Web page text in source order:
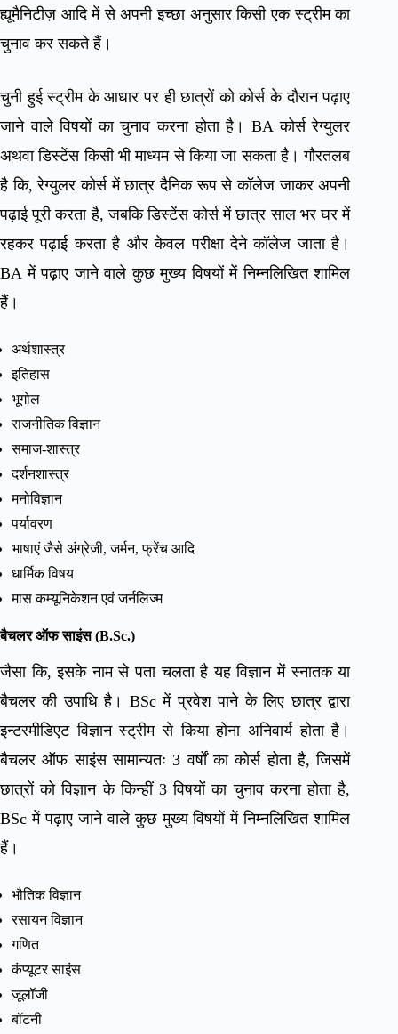
ह्यूमैनिटीज़ आदि में से अपनी इच्छा अनुसार किसी एक स्ट्रीम का
चुनाव कर सकते हैं।
चुनी हुई स्ट्रीम के आधार पर ही छात्रों को कोर्स के दौरान पढ़ाए
जाने वाले विषयों का चुनाव करना होता है। BA कोर्स रेग्युलर
अथवा डिस्टेंस किसी भी माध्यम से किया जा सकता है। गौरतलब
है कि, रेग्युलर कोर्स में छात्र दैनिक रूप से कॉलेज जाकर अपनी
पढ़ाई पूरी करता है, जबकि डिस्टेंस कोर्स में छात्र साल भर घर में
रहकर पढ़ाई करता है और केवल परीक्षा देने कॉलेज जाता है।
BA में पढ़ाए जाने वाले कुछ मुख्य विषयों में निम्नलिखित शामिल
हैं।
अर्थशास्त्र
इतिहास
भूगोल
राजनीतिक विज्ञान
समाज-शास्त्र
दर्शनशास्त्र
मनोविज्ञान
पर्यावरण
भाषाएं जैसे अंग्रेजी, जर्मन, फ्रेंच आदि
धार्मिक विषय
मास कम्यूनिकेशन एवं जर्नलिज्म
बैचलर ऑफ साइंस (B.Sc.)
जैसा कि, इसके नाम से पता चलता है यह विज्ञान में स्नातक या
बैचलर की उपाधि है। BSc में प्रवेश पाने के लिए छात्र द्वारा
इन्टरमीडिएट विज्ञान स्ट्रीम से किया होना अनिवार्य होता है।
बैचलर ऑफ साइंस सामान्यतः 3 वर्षों का कोर्स होता है, जिसमें
छात्रों को विज्ञान के किन्हीं 3 विषयों का चुनाव करना होता है,
BSc में पढ़ाए जाने वाले कुछ मुख्य विषयों में निम्नलिखित शामिल
हैं।
भौतिक विज्ञान
रसायन विज्ञान
गणित
कंप्यूटर साइंस
जूलॉजी
बॉटनी